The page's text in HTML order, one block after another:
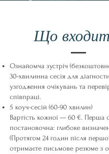
Що
Ознайомча зустріч
30-хвилинна сесія для
узгодження очікувань та
співпраці.
5 коуч-сесій (60-90 хвилин)
Вартість кожної — 60 €. Перша
постановочна: глибоке
(Протягом 24 годин після
отримаєте письмове резюме з